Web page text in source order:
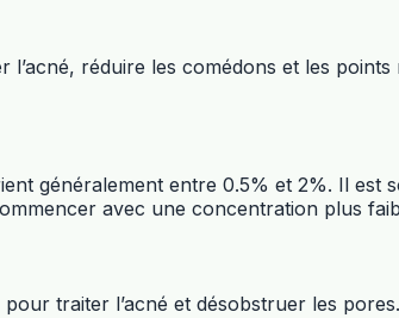
l’acné, réduire les comédons et les
généralement entre 0.5% et 2%. Il
avec une concentration plus
pour traiter l’acné et désobstruer les